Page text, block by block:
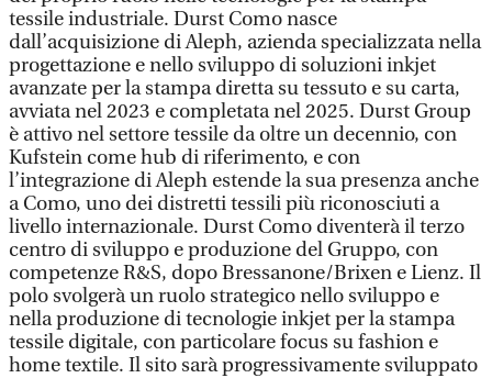
tessile industriale. Durst Como nasce
dall’acquisizione di Aleph, azienda specializzata nella
progettazione e nello sviluppo di soluzioni inkjet
avanzate per la stampa diretta su tessuto e su carta,
avviata nel 2023 e completata nel 2025. Durst Group
è attivo nel settore tessile da oltre un decennio, con
Kufstein come hub di riferimento, e con
l’integrazione di Aleph estende la sua presenza anche
a Como, uno dei distretti tessili più riconosciuti a
livello internazionale. Durst Como diventerà il terzo
centro di sviluppo e produzione del Gruppo, con
competenze R&S, dopo Bressanone/Brixen e Lienz. Il
polo svolgerà un ruolo strategico nello sviluppo e
nella produzione di tecnologie inkjet per la stampa
tessile digitale, con particolare focus su fashion e
home textile. Il sito sarà progressivamente sviluppato